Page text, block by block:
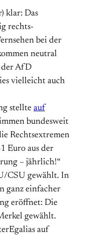
klar: Das
rechts-
bei der
neutral
der AfD
vielleicht auch
stellte auf
bundesweit
Rechtsextremen
Euro aus der
– jährlich!“
CSU gewählt. In
ganz einfacher
eröffnet: Die
gewählt.
auf